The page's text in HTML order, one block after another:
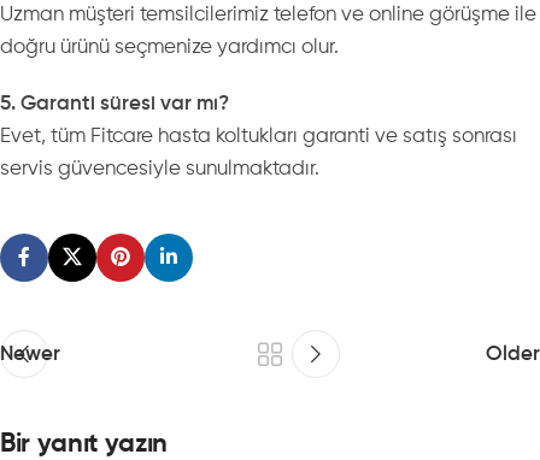
Uzman müşteri temsilcilerimiz telefon ve online görüşme ile
doğru ürünü seçmenize yardımcı olur.
5. Garanti süresi var mı?
Evet, tüm Fitcare hasta koltukları garanti ve satış sonrası
servis güvencesiyle sunulmaktadır.
Newer Older
Bir yanıt yazın